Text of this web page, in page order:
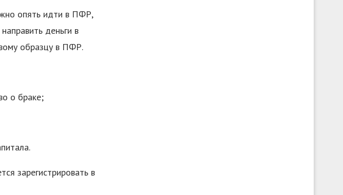
опять идти в ПФР,
деньги в
образцу в ПФР.
о браке;
зарегистрировать в